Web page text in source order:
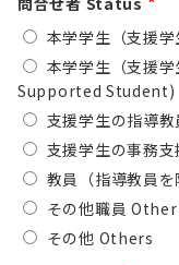
本学学生（支援
本学学生（支援
Supported Student)
支援学生の指導
支援学生の事務
教員（指導教員
その他職員
その他 Others